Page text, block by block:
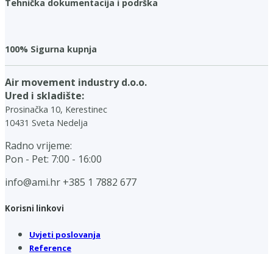
Tehnička dokumentacija i podrška
100% Sigurna kupnja
Air movement industry d.o.o.
Ured i skladište:
Prosinačka 10, Kerestinec
10431 Sveta Nedelja
Radno vrijeme:
Pon - Pet: 7:00 - 16:00
info@ami.hr +385 1 7882 677
Korisni linkovi
Uvjeti poslovanja
Reference